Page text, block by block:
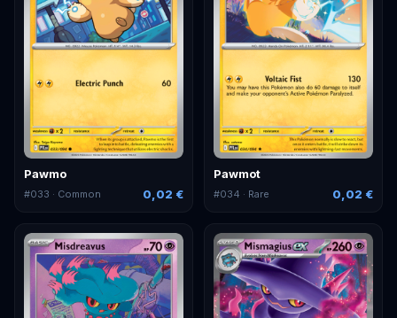
Pawmo
#033 · Common 0,02 €
Pawmot
#034 · Rare 0,02 €